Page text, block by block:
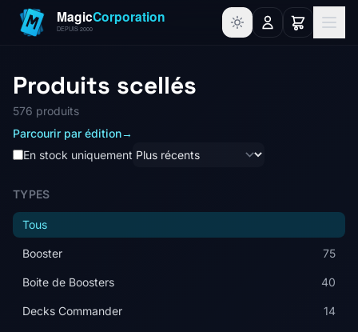
Produits scellés
576 produits
Parcourir par édition→
En stock uniquement
TYPES
Tous
Booster 75
Boite de Boosters 40
Decks Commander 14